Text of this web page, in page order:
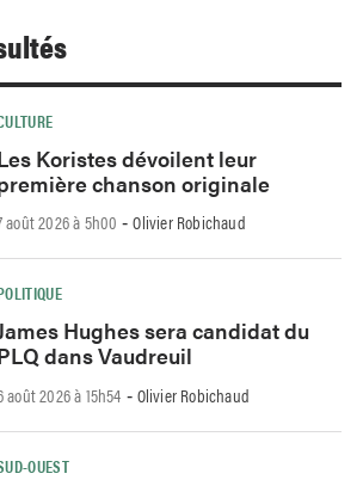
Koristes dévoilent leur
chanson originale
août 2026 à 5h00 -Olivier Robichaud
Hughes sera candidat du
dans Vaudreuil
août 2026 à 15h54 - Olivier Robichaud
OUEST